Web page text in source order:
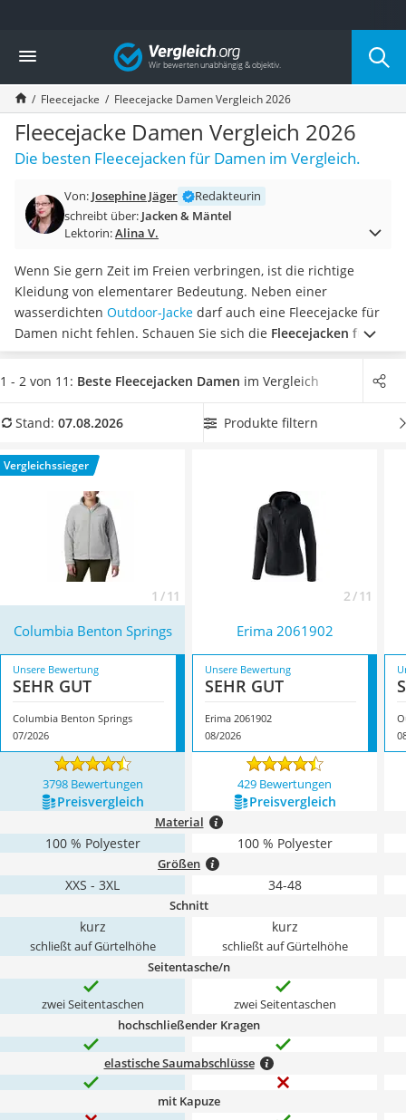
Die beliebtesten Vergleiche nach Kategorie
Mode
Boxershorts
Cellulite-Leggings
Herrensocken
Polarisierte Sonnenbrille
Hausschuhe Herren
Suunto-Uhr
Überzieh-Sonnenbrille
Sneaker Herren
Geldbörse Herren
Knirps-Regenschirm
Periodenunterwäsche
RFID-Schutzkarte
Motorradbrillen
Ausweishülle
Beheizbare Handschuhe
Gesundheitsschuhe
Vergleich
Fleecejacke Fleecejacke Damen Vergleich 2026
Fleecejacke Damen Vergleich 2026
Die besten Fleecejacken für Damen im Vergleich.
Von: Josephine Jäger
Redakteurin
schreibt über: Jacken & Mäntel
Lektorin:Alina V.
Wenn Sie gern Zeit im Freien verbringen, ist die richtige
Kleidung von elementarer Bedeutung. Neben einer
wasserdichten Outdoor-Jacke darf auch eine Fleecejacke für
Damen nicht fehlen. Schauen Sie sich die Fleecejacken für
Damenaus unserem Vergleich an, wenn Sie diese als
alleinstehende Jacke oder als Zwischenschicht tragen
wunderbar für das Zwiebelschalen-Prinzip, also für mehrere
August 2026 besonders das Modell
Springs* mit seinen Eigenschaften.
1 - 2 von 11: Beste Fleecejacken Damen im Vergleich
Stand: 07.08.2026 Produkte filtern
Vergleichssieger
1 / 11 2 / 11
Columbia Benton Springs Erima 2061902
Unsere Bewertung
SEHR GUT
Columbia Benton Springs
07/2026
Unsere Bewertung
SEHR GUT
Erima 2061902
08/2026
3798 Bewertungen 429 Bewertungen
Preis­vergleich Preis­vergleich
Material
100 % Polyester 100 % Polyester
Größen
XXS - 3XL 34-48
Schnitt
kurz
schließt auf Gürtelhöhe
kurz
schließt auf Gürtelhöhe
Seitentasche/n
zwei Seitentaschen zwei Seitentaschen
hochschließender Kragen
elastische Saumabschlüsse
mit Kapuze